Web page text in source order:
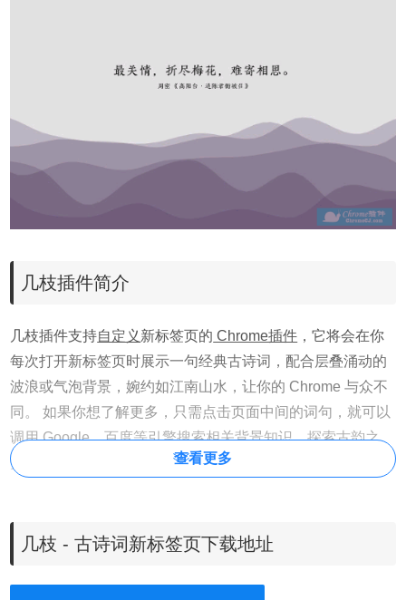
几枝插件简介
几枝插件支持自定义 新标签页的 Chrome插件 ，它将会在你
每次打开新标签页时展示一句经典古诗词，配合层叠涌动的
波浪或气泡背景，婉约如江南山水，让你的 Chrome 与众不
同。 如果你想了解更多，只需点击页面中间的词句，就可以
调用Google、百度等引擎搜索相关背景知识，探索古韵之
美。
查看更多
几枝 - 古诗词新标签页下载地址